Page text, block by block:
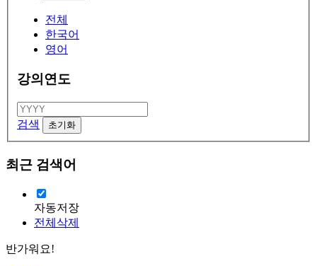
전체
한국어
영어
강의연도
검색
최근 검색어
자동저장
전체삭제
반가워요!